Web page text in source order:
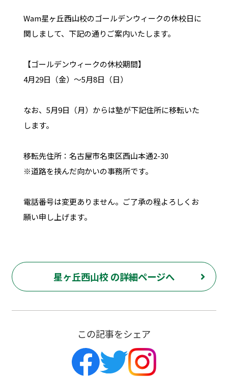
Wam星ヶ丘西山校のゴールデンウィークの休校日に
関しまして、下記の通りご案内いたします。
【ゴールデンウィークの休校期間】
4月29日（金）～5月8日（日）
なお、5月9日（月）からは塾が下記住所に移転いた
します。
移転先住所：名古屋市名東区西山本通2-30
※道路を挟んだ向かいの事務所です。
電話番号は変更ありません。ご了承の程よろしくお
願い申し上げます。
星ヶ丘西山校 の詳細ページへ
この記事をシェア